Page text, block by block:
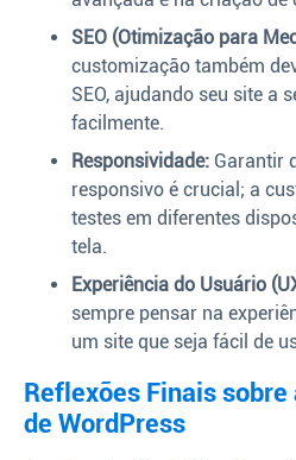
SEO (Otimização para
customização também
SEO, ajudando seu site a
facilmente.
Responsividade: Garantir
responsivo é crucial; a
testes em diferentes
tela.
Experiência do Usuário
sempre pensar na
um site que seja fácil de
Reflexões Finais
de WordPress